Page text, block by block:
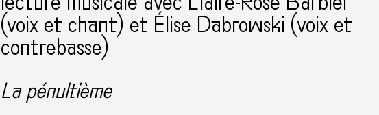
(voix et chant) et Élise Dabrowski (voix et
contrebasse)
La pénultième